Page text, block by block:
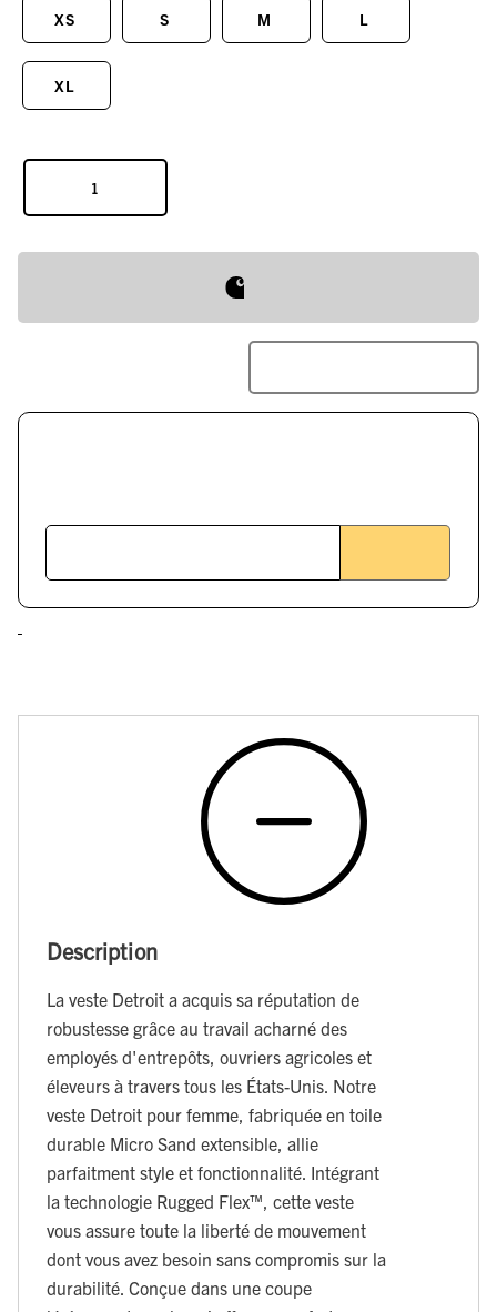
XS S M L
XL
Description
La veste Detroit a acquis sa réputation de
robustesse grâce au travail acharné des
employés d'entrepôts, ouvriers agricoles et
éleveurs à travers tous les États-Unis. Notre
veste Detroit pour femme, fabriquée en toile
durable Micro Sand extensible, allie
parfaitment style et fonctionnalité. Intégrant
la technologie Rugged Flex™, cette veste
vous assure toute la liberté de mouvement
dont vous avez besoin sans compromis sur la
durabilité. Conçue dans une coupe